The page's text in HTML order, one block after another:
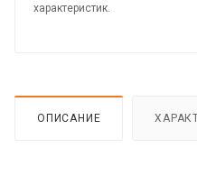
характеристик.
ОПИСАНИЕ